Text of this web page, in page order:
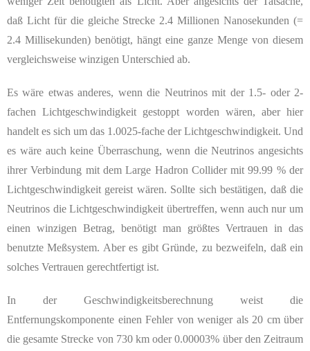
daß Licht für die gleiche Strecke 2.4 Millionen Nanosekunden (=
2.4 Millisekunden) benötigt, hängt eine ganze Menge von diesem
vergleichsweise winzigen Unterschied ab.
Es wäre etwas anderes, wenn die Neutrinos mit der 1.5- oder 2-
fachen Lichtgeschwindigkeit gestoppt worden wären, aber hier
handelt es sich um das 1.0025-fache der Lichtgeschwindigkeit. Und
es wäre auch keine Überraschung, wenn die Neutrinos angesichts
ihrer Verbindung mit demLarge Hadron Collidermit 99.99 % der
Lichtgeschwindigkeit gereist wären. Sollte sich bestätigen, daß die
Neutrinos die Lichtgeschwindigkeit übertreffen, wenn auch nur um
einen winzigen Betrag, benötigt man größtes Vertrauen in das
benutzte Meßsystem. Aber es gibt Gründe, zu bezweifeln, daß ein
solches Vertrauen gerechtfertigt ist.
In der Geschwindigkeitsberechnung weist die
Entfernungskomponente einen Fehler von weniger als 20 cm über
die gesamte Strecke von 730 km oder 0.00003% über den Zeitraum